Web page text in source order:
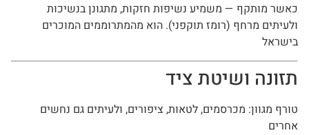
כאשר מותקף — משמיע נשיפות חזקות, מתגונן בנשיכות
ולעיתים מרחף (רומז תוקפני). הוא מהמתרוממים המוכרים
בישראל
תזונה ושיטת ציד
טורף מגוון: מכרסמים, לטאות, ציפורים, ולעיתים גם נחשים
אחרים